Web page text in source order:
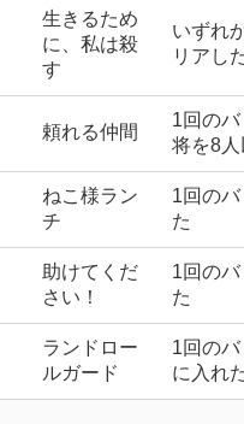
生きるため
に、私は殺
す
いずれ
リアし
頼れる仲間
1回の
将を8
ねこ様ラン
チ
1回の
た
助けてくだ
さい！
1回の
た
ランドロー
ルガード
1回の
に入れ